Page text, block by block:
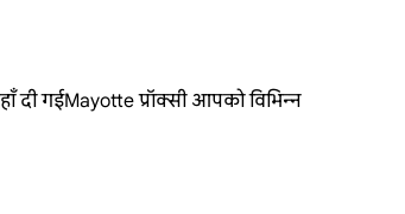
गईMayotte प्रॉक्सी आपको विभिन्न